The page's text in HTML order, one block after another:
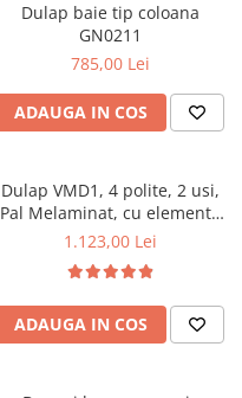
Dulap baie tip coloana
GN0211
785,00 Lei
ADAUGA IN COS
Dulap VMD1, 4 polite, 2 usi,
Pal Melaminat, cu elemente
din MDF, Nuc
1.123,00 Lei
ADAUGA IN COS